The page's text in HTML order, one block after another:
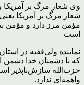
وی شعار مرگ بر آمریکا
شعار مرگ بر آمریکا
مؤمن مرز دارد و مؤمن
است.
نماینده ولی‌فقیه در
که با دشمنان خدا
حزب‌الله سازش‌ناپذیر
واهمه‌ای ندارد.